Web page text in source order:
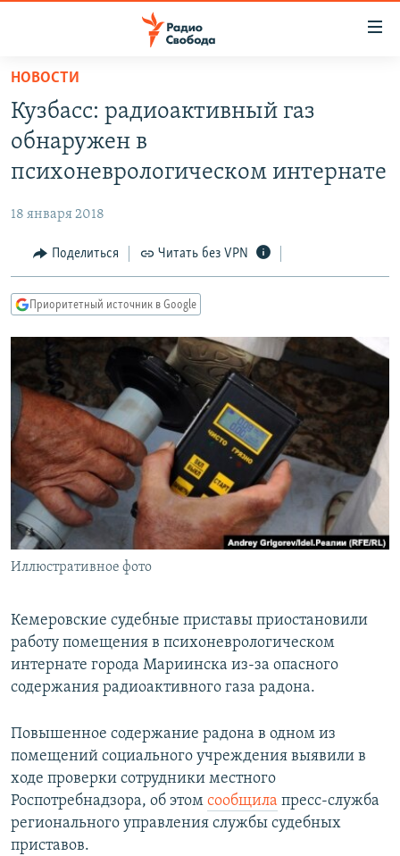
упрощенного
доступа
Вернуться
основному
Вернутся
Вернутся
поиску
ПРОГРАММЫ
ПОДКАСТЫ
АВТОРСКИЕ ПРОЕКТЫ
МНЕНИЯ
КУЛЬТУРА
КАВКАЗ.РЕАЛИИ
СЕВЕР.РЕАЛИИ
СИБИРЬ.РЕАЛИИ
РАСПИСАНИЕ ВЕЩАНИЯ
ПОДПИШИТЕСЬ НА РАССЫЛКУ
СОЦИАЛЬНЫЕ СЕТИ
Все сайты РСЕ/РС
НОВОСТИ
Кузбасс: радиоактивный газ
обнаружен в
психоневрологическом интернате
18 января 2018
Поделиться Читать без VPN
Приоритетный источник в Google
Иллюстративное фото
Кемеровские судебные приставы приостановили
работу помещения в психоневрологическом
интернате города Мариинска из-за опасного
содержания радиоактивного газа радона.
Повышенное содержание радона в одном из
помещений социального учреждения выявили в
ходе проверки сотрудники местного
Роспотребнадзора, об этом сообщила пресс-служба
регионального управления службы судебных
приставов.